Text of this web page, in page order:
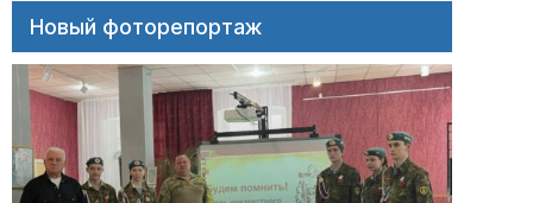
Новый фоторепортаж